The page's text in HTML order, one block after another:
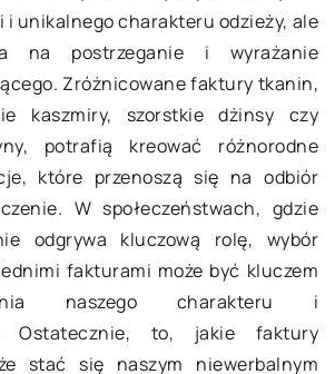
i unikalnego charakteru odzieży, ale
na postrzeganie i wyrażanie
Zróżnicowane faktury tkanin,
kaszmiry, szorstkie dżinsy czy
potrafią kreować różnorodne
które przenoszą się na odbiór
W społeczeństwach, gdzie
odgrywa kluczową rolę, wybór
fakturami może być kluczem
naszego charakteru i
Ostatecznie, to, jakie faktury
stać się naszym niewerbalnym